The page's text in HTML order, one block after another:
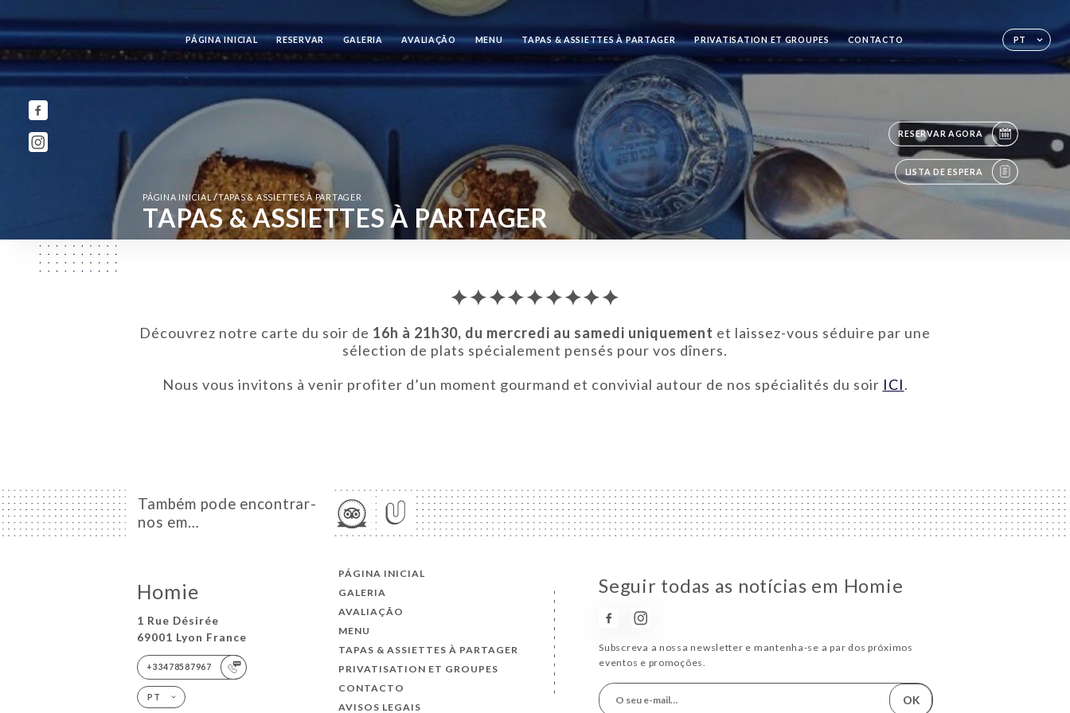
PT
PÁGINA INICIAL RESERVAR GALERIA AVALIAÇÃO MENU TAPAS & ASSIETTES À PARTAGER PRIVATISATION ET GROUPES CONTACTO
RESERVAR AGORA
LISTA DE ESPERA
PÁGINA INICIAL/TAPAS & ASSIETTES À PARTAGER
TAPAS & ASSIETTES À PARTAGER
✦✦✦✦✦✦✦✦✦
Découvrez notre carte du soir de 16h à 21h30, du mercredi au samedi uniquement et laissez-vous séduire par une
sélection de plats spécialement pensés pour vos dîners.
Nous vous invitons à venir profiter d’un moment gourmand et convivial autour de nos spécialités du soir ICI.
Também pode encontrar-
nos em…
Homie
1 Rue Désirée
69001 Lyon France
+33478587967
PT
PÁGINA INICIAL
GALERIA
AVALIAÇÃO
MENU
TAPAS & ASSIETTES À PARTAGER
PRIVATISATION ET GROUPES
CONTACTO
AVISOS LEGAIS
Seguir todas as notícias em Homie
Subscreva a nossa newsletter e mantenha-se a par dos próximos
eventos e promoções.
OK